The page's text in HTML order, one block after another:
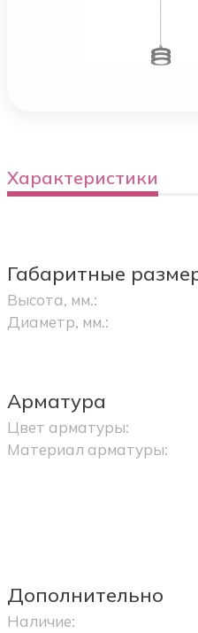
Характеристики
Габаритные
Высота, мм.:
Диаметр, мм.:
Арматура
Цвет арматуры:
Материал арматуры:
Дополнительно
Наличие: